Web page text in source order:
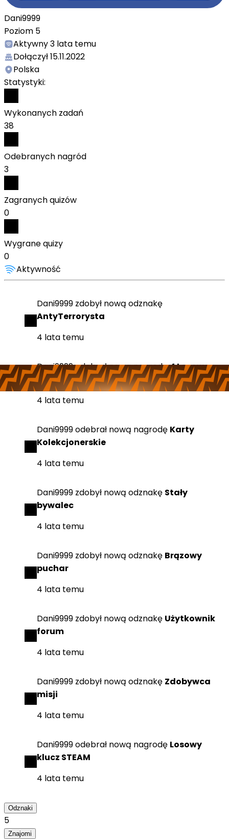
Dani9999
Poziom 5
Aktywny3 lata temu
Dołączył15.11.2022
Polska
Statystyki:
Wykonanych zadań
38
Odebranych nagród
3
Zagranych quizów
0
Wygrane quizy
0
Aktywność
Dani9999 zdobył nową odznakę
AntyTerrorysta
4 lata temu
Dani9999odebrałnową nagrodę4 Losowe
Naklejki Drużynowe z RMR 2020
4 lata temu
Dani9999odebrał nową nagrodę Karty
Kolekcjonerskie
4 lata temu
Dani9999 zdobył nową odznakę Stały
bywalec
4 lata temu
Dani9999 zdobył nową odznakę Brązowy
puchar
4 lata temu
Dani9999 zdobył nową odznakę Użytkownik
forum
4 lata temu
Dani9999 zdobył nową odznakę Zdobywca
misji
4 lata temu
Dani9999odebrał nową nagrodę Losowy
klucz STEAM
4 lata temu
Odznaki
5
Znajomi